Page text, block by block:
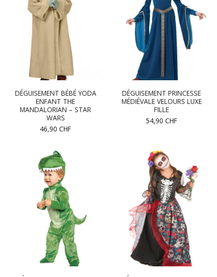
DÉGUISEMENT BÉBÉ YODA
ENFANT THE
MANDALORIAN – STAR
WARS
46,90 CHF
DÉGUISEMENT PRINCESSE
MÉDIÉVALE VELOURS LUXE
FILLE
54,90 CHF